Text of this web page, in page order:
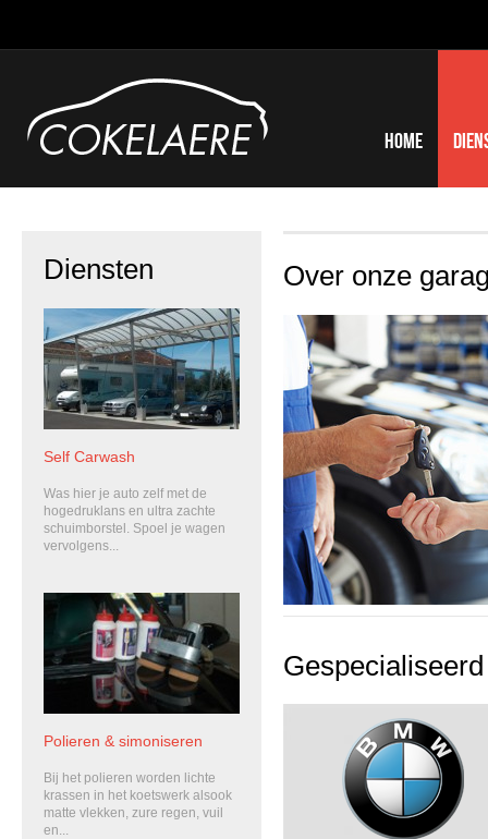
Home
Diensten
Self Carwash
Was hier je auto zelf met de
hogedruklans en ultra zachte
schuimborstel. Spoel je wagen
vervolgens...
Polieren & simoniseren
Bij het polieren worden lichte
krassen in het koetswerk alsook
matte vlekken, zure regen, vuil
en...
Over onze